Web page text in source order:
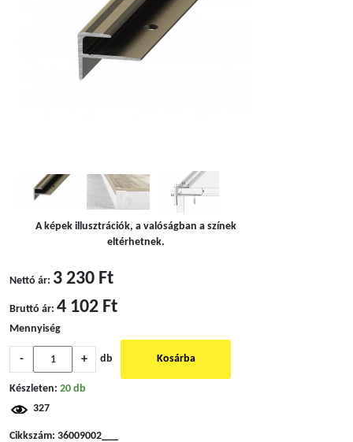
A képek illusztrációk, a valóságban a színek
eltérhetnek.
Nettó ár: 3 230 Ft
Bruttó ár: 4 102 Ft
Mennyiség
- + db Kosárba
Készleten: 20 db
327
Cikkszám: 36009002___